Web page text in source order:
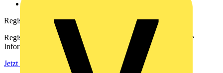
Registrierung
Registrieren Sie sich kostenlos und erhalten Sie stets aktuelle
Informationen aus der Elektroindustrie.
Jetzt registrieren